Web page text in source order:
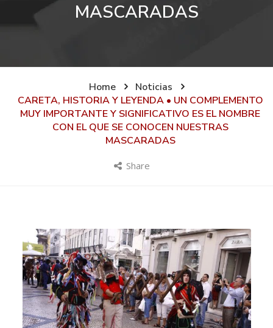
MASCARADAS
Home
Noticias
CARETA, HISTORIA Y LEYENDA • UN COMPLEMENTO
MUY IMPORTANTE Y SIGNIFICATIVO ES EL NOMBRE
CON EL QUE SE CONOCEN NUESTRAS
MASCARADAS
Share